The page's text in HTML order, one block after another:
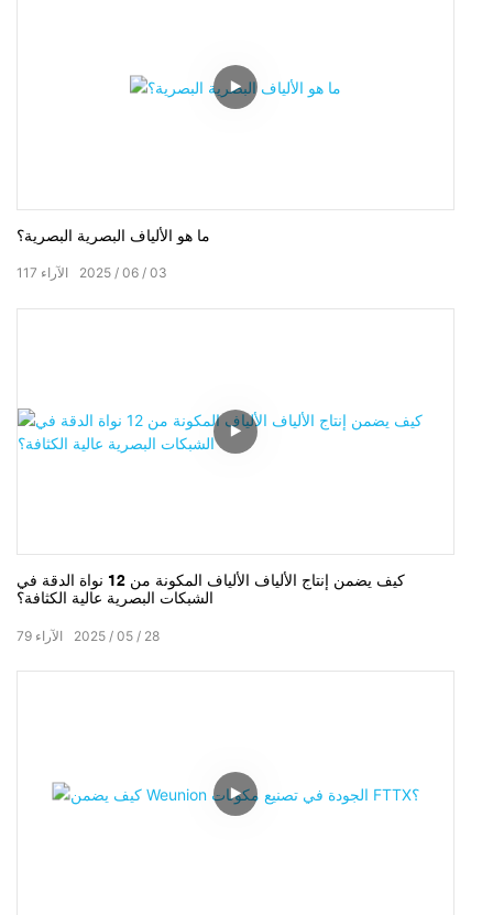
ما هو الألياف البصرية البصرية؟
2025 06 03
117 الآراء
كيف يضمن إنتاج الألياف الألياف المكونة من 12 نواة الدقة في
الشبكات البصرية عالية الكثافة؟
2025 05 28
79 الآراء